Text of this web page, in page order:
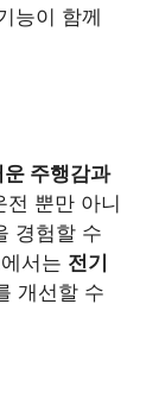
능이 함께
운 주행감과
전 뿐만 아니
경험할 수
서는 전기
개선할 수